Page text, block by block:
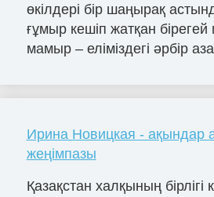
өкілдері бір шаңырақ
ғұмыр кешіп жатқан бірегей
мамыр – еліміздегі әрбір
Ирина Новицкая - ақындар
жеңімпазы
Қазақстан халқының бірлігі